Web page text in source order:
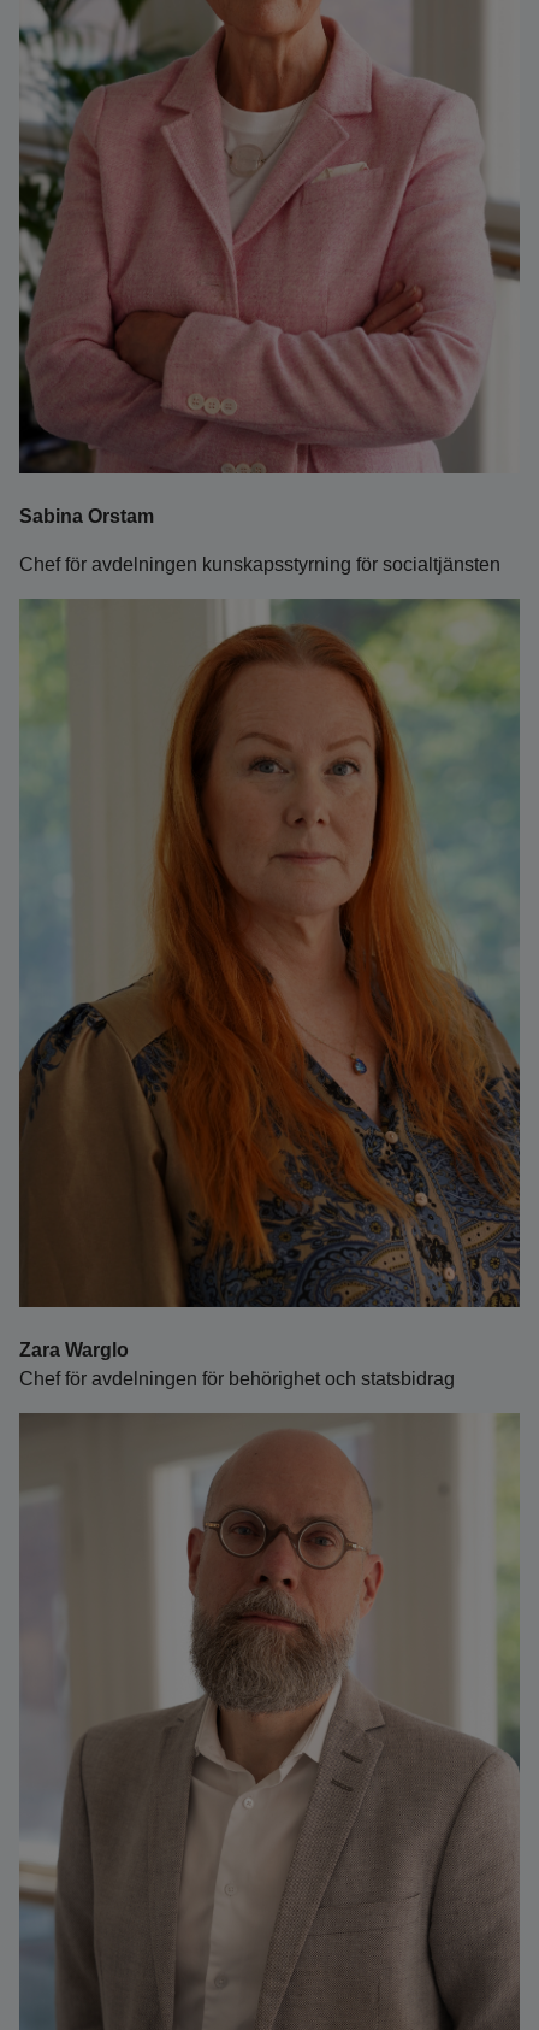
Sabina Orstam
Chef för avdelningen kunskapsstyrning för socialtjänsten
Zara Warglo
Chef för avdelningen för behörighet och statsbidrag